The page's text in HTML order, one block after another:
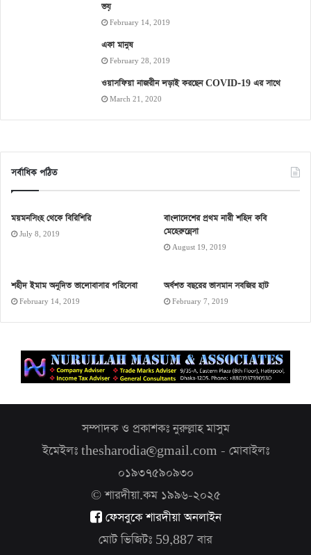
ভয়
February 14, 2019
একা মানুষ
February 28, 2019
ওয়াসফিয়া নাজরীন লড়াই করছেন COVID-19 এর সাথে
March 21, 2020
সর্বাধিক পঠিত
ময়মনসিংহ থেকে বিরিশিরি
July 8, 2019
বাংলাদেশের প্রথম নারী শহিদ কবি
মেহেরুন্নেসা
August 19, 2019
শহীদ ইমাম অনূদিত ভালোবাসার পরিসেবা
February 14, 2019
অর্ধশত বছরের ভাসমান সবজির হাট
February 7, 2019
সম্পাদক ও প্রকাশকঃ নুরুল্লাহ মাসুম
ইমেইলঃ thesharodia@gmail.com - মোবাইলঃ
০১৯৩৭৫৯০৯৩০
© শারদীয়া.কম ১৯৯৬-২০২৫
ফেসবুকে শারদীয়া অনলাইন
মোট ভিজিটঃ 59,887বার